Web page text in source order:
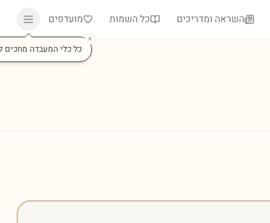
השראה ומדריכים כל השמות מועדפים
כל כלי המעבדה מחכים